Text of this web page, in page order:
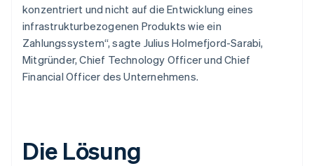
konzentriert und nicht auf die Entwicklung eines
infrastrukturbezogenen Produkts wie ein
Zahlungssystem“, sagte Julius Holmefjord-Sarabi,
Mitgründer, Chief Technology Officer und Chief
Financial Officer des Unternehmens.
Die Lösung